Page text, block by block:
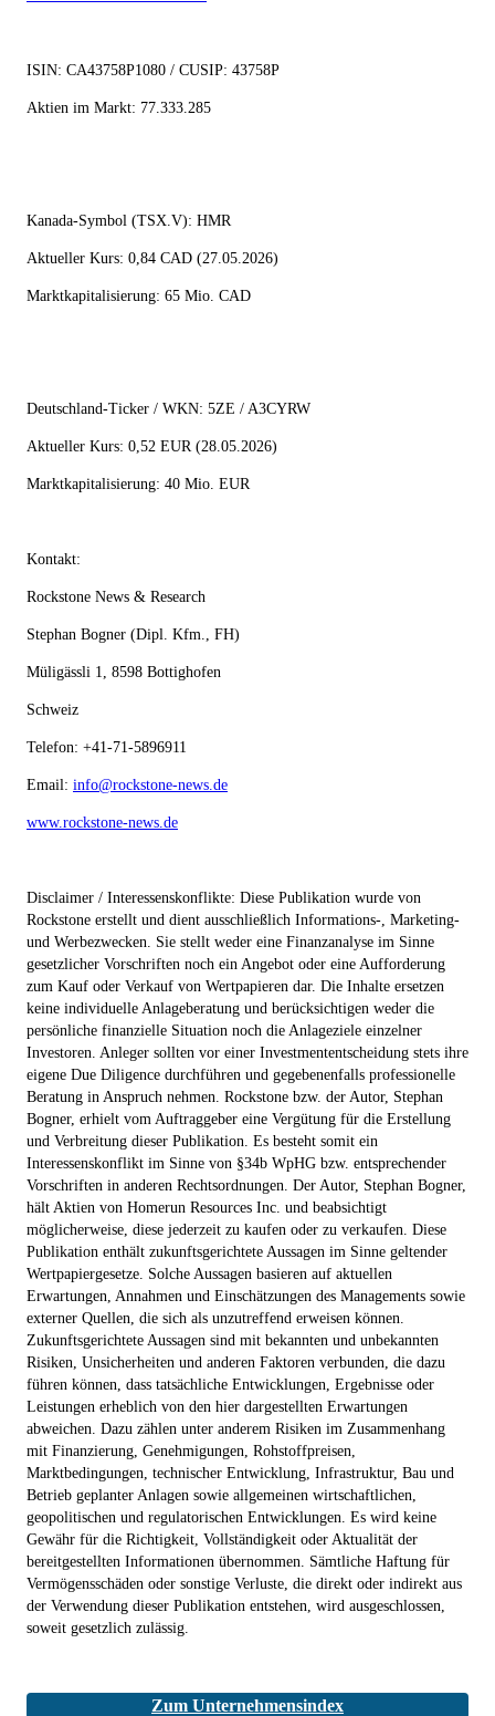
ISIN: CA43758P1080 / CUSIP: 43758P
Aktien im Markt: 77.333.285
Kanada-Symbol (TSX.V): HMR
Aktueller Kurs: 0,84 CAD (27.05.2026)
Marktkapitalisierung: 65 Mio. CAD
Deutschland-Ticker / WKN: 5ZE / A3CYRW
Aktueller Kurs: 0,52 EUR (28.05.2026)
Marktkapitalisierung: 40 Mio. EUR
Kontakt:
Rockstone News & Research
Stephan Bogner (Dipl. Kfm., FH)
Müligässli 1, 8598 Bottighofen
Schweiz
Telefon: +41-71-5896911
Email: info@rockstone-news.de
www.rockstone-news.de
Disclaimer / Interessenskonflikte: Diese Publikation wurde von
Rockstone erstellt und dient ausschließlich Informations-, Marketing-
und Werbezwecken. Sie stellt weder eine Finanzanalyse im Sinne
gesetzlicher Vorschriften noch ein Angebot oder eine Aufforderung
zum Kauf oder Verkauf von Wertpapieren dar. Die Inhalte ersetzen
keine individuelle Anlageberatung und berücksichtigen weder die
persönliche finanzielle Situation noch die Anlageziele einzelner
Investoren. Anleger sollten vor einer Investmententscheidung stets ihre
eigene Due Diligence durchführen und gegebenenfalls professionelle
Beratung in Anspruch nehmen. Rockstone bzw. der Autor, Stephan
Bogner, erhielt vom Auftraggeber eine Vergütung für die Erstellung
und Verbreitung dieser Publikation. Es besteht somit ein
Interessenskonflikt im Sinne von §34b WpHG bzw. entsprechender
Vorschriften in anderen Rechtsordnungen. Der Autor, Stephan Bogner,
hält Aktien von Homerun Resources Inc. und beabsichtigt
möglicherweise, diese jederzeit zu kaufen oder zu verkaufen. Diese
Publikation enthält zukunftsgerichtete Aussagen im Sinne geltender
Wertpapiergesetze. Solche Aussagen basieren auf aktuellen
Erwartungen, Annahmen und Einschätzungen des Managements sowie
externer Quellen, die sich als unzutreffend erweisen können.
Zukunftsgerichtete Aussagen sind mit bekannten und unbekannten
Risiken, Unsicherheiten und anderen Faktoren verbunden, die dazu
führen können, dass tatsächliche Entwicklungen, Ergebnisse oder
Leistungen erheblich von den hier dargestellten Erwartungen
abweichen. Dazu zählen unter anderem Risiken im Zusammenhang
mit Finanzierung, Genehmigungen, Rohstoffpreisen,
Marktbedingungen, technischer Entwicklung, Infrastruktur, Bau und
Betrieb geplanter Anlagen sowie allgemeinen wirtschaftlichen,
geopolitischen und regulatorischen Entwicklungen. Es wird keine
Gewähr für die Richtigkeit, Vollständigkeit oder Aktualität der
bereitgestellten Informationen übernommen. Sämtliche Haftung für
Vermögensschäden oder sonstige Verluste, die direkt oder indirekt aus
der Verwendung dieser Publikation entstehen, wird ausgeschlossen,
soweit gesetzlich zulässig.
Zum Unternehmensindex